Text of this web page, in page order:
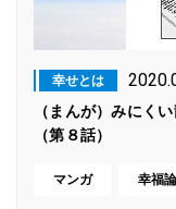
幸せとは
（まんが）みにく
（第８話）
マンガ 幸福論